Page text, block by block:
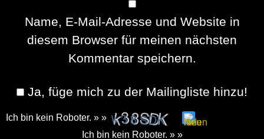
Name, E-Mail-Adresse und Website in
diesem Browser für meinen nächsten
Kommentar speichern.
Ja, füge mich zu der Mailingliste hinzu!
Ich bin kein Roboter. » »
Ich bin kein Roboter. » »